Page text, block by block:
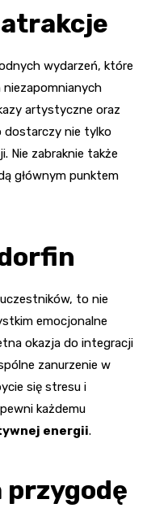
wydarzeń, które
artystyczne oraz
dostarczy nie tylko
Nie zabraknie także
głównym punktem
to nie
emocjonalne
okazja do integracji
zanurzenie w
się stresu i
każdemu
energii.
przygodę